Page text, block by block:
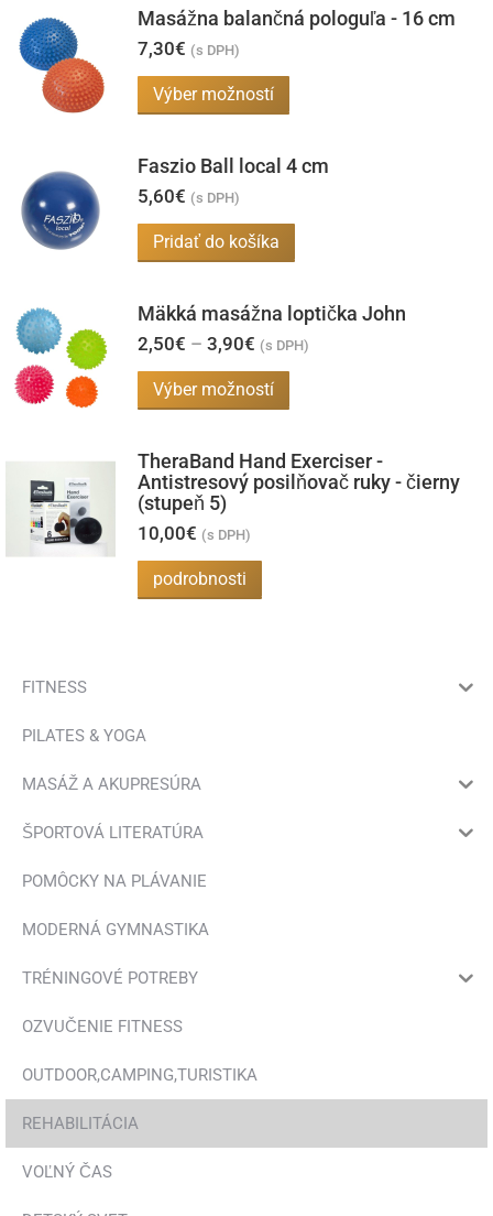
má
variantov.
Možnosti
môžete
stránke
Masážna balančná pologuľa - 16 cm
7,30€ (s DPH)
Výber možností
produkt
môžete
vybrať
na
Faszio Ball local 4 cm
5,60€ (s DPH)
Pridať do košíka
Mäkká masážna loptička John
2,50€ – 3,90€ Price
2,50€
through
(s DPH)
Výber možností
produkt
viacero
TheraBand Hand Exerciser -
Antistresový posilňovač ruky - čierny
(stupeň 5)
10,00€ (s DPH)
podrobnosti
FITNESS
PILATES & YOGA
MASÁŽ A AKUPRESÚRA
ŠPORTOVÁ LITERATÚRA
POMÔCKY NA PLÁVANIE
MODERNÁ GYMNASTIKA
TRÉNINGOVÉ POTREBY
OZVUČENIE FITNESS
OUTDOOR,CAMPING,TURISTIKA
REHABILITÁCIA
VOĽNÝ ČAS